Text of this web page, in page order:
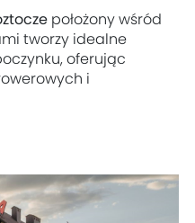
położony wśród
tworzy idealne
oferując
i